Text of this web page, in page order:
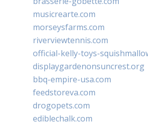
musicrearte.com
morseysfarms.com
riverviewtennis.com
official-kelly-toys-
displaygardenonsuncrest.org
bbq-empire-usa.com
feedstoreva.com
drogopets.com
ediblechalk.com